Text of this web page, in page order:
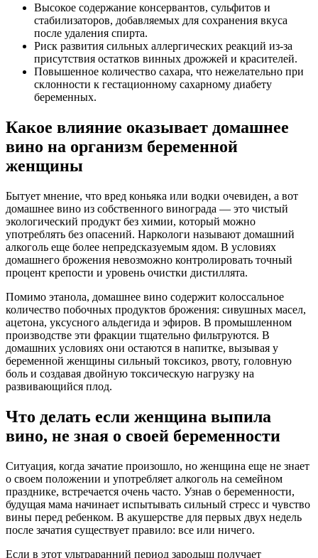
Высокое содержание консервантов, сульфитов и
стабилизаторов, добавляемых для сохранения вкуса
после удаления спирта.
Риск развития сильных аллергических реакций из-за
присутствия остатков винных дрожжей и красителей.
Повышенное количество сахара, что нежелательно при
склонности к гестационному сахарному диабету
беременных.
Какое влияние оказывает домашнее
вино на организм беременной
женщины
Бытует мнение, что вред коньяка или водки очевиден, а вот
домашнее вино из собственного винограда — это чистый
экологический продукт без химии, который можно
употреблять без опасений. Наркологи называют домашний
алкоголь еще более непредсказуемым ядом. В условиях
домашнего брожения невозможно контролировать точный
процент крепости и уровень очистки дистиллята.
Помимо этанола, домашнее вино содержит колоссальное
количество побочных продуктов брожения: сивушных масел,
ацетона, уксусного альдегида и эфиров. В промышленном
производстве эти фракции тщательно фильтруются. В
домашних условиях они остаются в напитке, вызывая у
беременной женщины сильный токсикоз, рвоту, головную
боль и создавая двойную токсическую нагрузку на
развивающийся плод.
Что делать если женщина выпила
вино, не зная о своей беременности
Ситуация, когда зачатие произошло, но женщина еще не знает
о своем положении и употребляет алкоголь на семейном
празднике, встречается очень часто. Узнав о беременности,
будущая мама начинает испытывать сильный стресс и чувство
вины перед ребенком. В акушерстве для первых двух недель
после зачатия существует правило: все или ничего.
Если в этот ультраранний период зародыш получает